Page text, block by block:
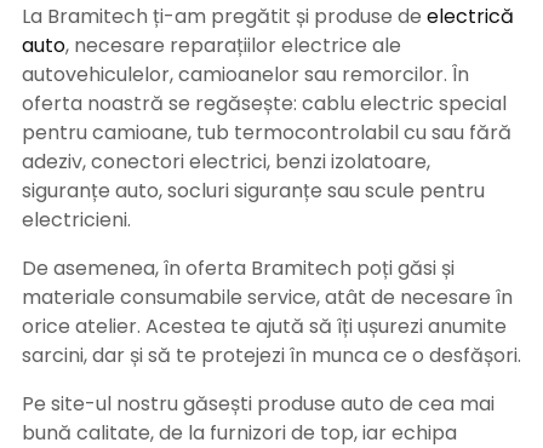
La Bramitech ți-am pregătit și produse de electrică
auto, necesare reparațiilor electrice ale
autovehiculelor, camioanelor sau remorcilor. În
oferta noastră se regăsește: cablu electric special
pentru camioane, tub termocontrolabil cu sau fără
adeziv, conectori electrici, benzi izolatoare,
siguranțe auto, socluri siguranțe sau scule pentru
electricieni.
De asemenea, în oferta Bramitech poți găsi și
materiale consumabile service, atât de necesare în
orice atelier. Acestea te ajută să îți ușurezi anumite
sarcini, dar și să te protejezi în munca ce o desfășori.
Pe site-ul nostru găsești produse auto de cea mai
bună calitate, de la furnizori de top, iar echipa